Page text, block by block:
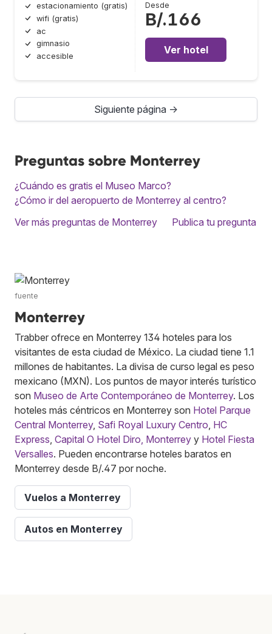
estacionamiento (gratis)
wifi (gratis)
ac
gimnasio
accesible
Desde
B/.166
Ver hotel
Siguiente página →
Preguntas sobre Monterrey
¿Cuándo es gratis el Museo Marco?
¿Cómo ir del aeropuerto de Monterrey al centro?
Ver más preguntas de Monterrey
Publica tu pregunta
fuente
Monterrey
Trabber ofrece en Monterrey 134 hoteles para los
visitantes de esta ciudad de México. La ciudad tiene 1.1
millones de habitantes. La divisa de curso legal es peso
mexicano (MXN). Los puntos de mayor interés turístico
son Museo de Arte Contemporáneo de Monterrey. Los
hoteles más céntricos en Monterrey son Hotel Parque
Central Monterrey, Safi Royal Luxury Centro HC
Express Capital O Hotel Diro, Monterrey y Hotel Fiesta
Versalles. Pueden encontrarse hoteles baratos en
Monterrey desde B/.47 por noche.
Vuelos a Monterrey
Autos en Monterrey